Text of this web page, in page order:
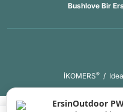
Bushlove Bir
İKOMERS® /
ErsinOutdoor